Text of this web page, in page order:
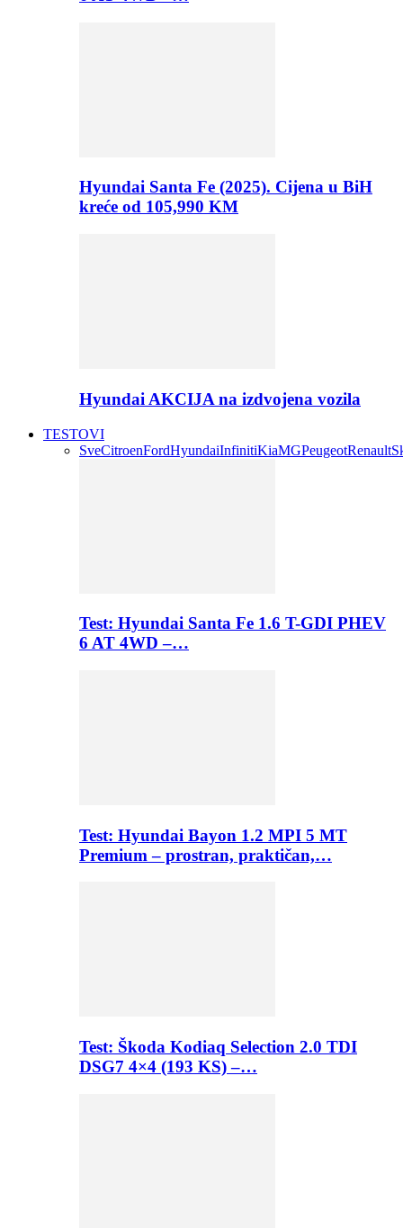
Hyundai Santa Fe (2025). Cijena u BiH
kreće od 105,990 KM
Hyundai AKCIJA na izdvojena vozila
TESTOVI
SveCitroenFordHyundaiInfinitiKiaMGPeugeotRenault
Test: Hyundai Santa Fe 1.6 T-GDI PHEV
6 AT 4WD –…
Test: Hyundai Bayon 1.2 MPI 5 MT
Premium – prostran, praktičan,…
Test: Škoda Kodiaq Selection 2.0 TDI
DSG7 4×4 (193 KS) –…